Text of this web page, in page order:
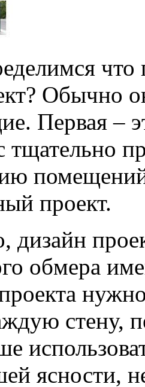
что
Обычно
Первая –
тщательно
проект.
дизайн
обмера
стену,
ясности,